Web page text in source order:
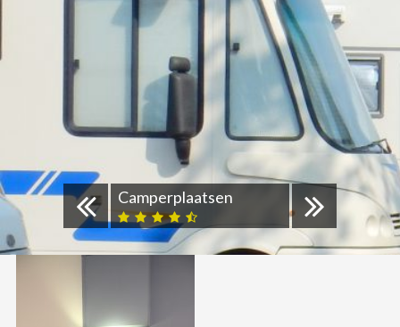
Camperplaatsen